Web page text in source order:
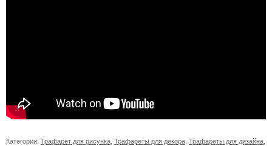
Категории: Трафарет для рисунка Трафареты для декора Трафареты для дизайна